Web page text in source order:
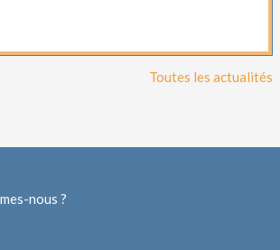
Toutes les actualités
nous ?